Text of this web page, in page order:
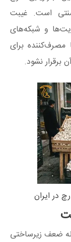
است. غیبت
و شبکه‌های
مصرف‌کننده برای
نشود.
در ایران
ضعف زیرساختی